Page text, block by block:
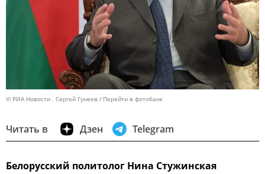
© РИА Новости . Сергей Гунеев Перейти в фотобанк
Читать в Дзен Telegram
Белорусский политолог Нина Стужинская